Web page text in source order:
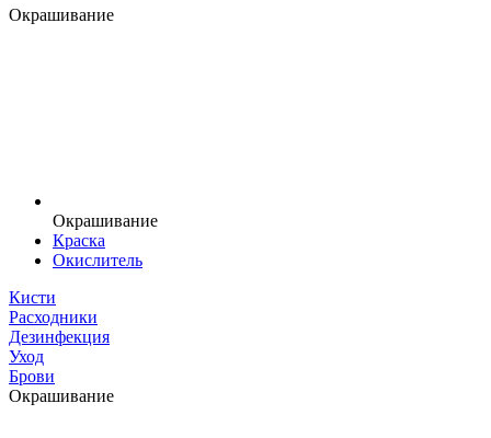
Окрашивание
Окрашивание
Краска
Окислитель
Кисти
Расходники
Дезинфекция
Уход
Брови
Окрашивание